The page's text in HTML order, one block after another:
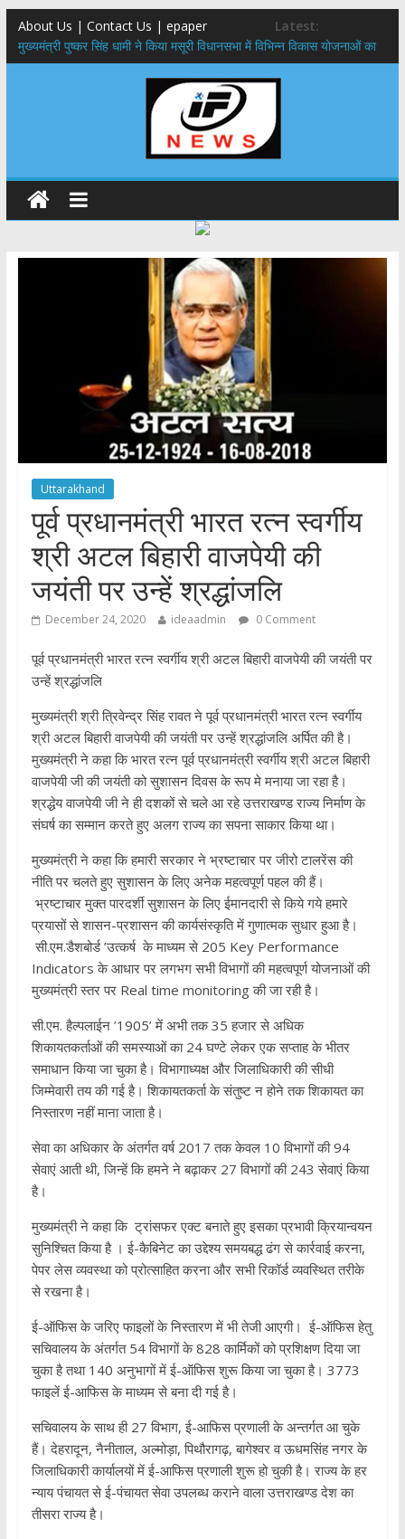
About Us | Contact Us | epaper
Latest:
मुख्यमंत्री पुष्कर सिंह धामी ने किया मसूरी विधानसभा में विभिन्न विकास योजनाओं का
लोकार्पण – शिलान्यास
एमडीडीए बोर्ड बैठक, देहरादून और मसूरी के विकास के लिए 25 बड़े प्रस्तावों को मिली
बुजुर्ग-दिव्यांगों के घर जाएंगे बीएलओ, करेंगे नोटिसों का निस्तारण
​देहरादून में 11 अगस्त को लगेगा एक दिवसीय रोजगार मेला, 559 पदों पर होगी भर्ती
पुष्पवर्षा और चरण प्रक्षालन के साथ देवभूमि ने किया शिवभक्त कांवड़ियों का
अभिनंदन,मुख्यमंत्री ने स्वास्थ्य सेवा शिविर का किया शुभारंभ, श्रद्धालुओं को अपने
हाथों से परोसा भोजन
Uttarakhand
पूर्व प्रधानमंत्री भारत रत्न स्वर्गीय
श्री अटल बिहारी वाजपेयी की
जयंती पर उन्हें श्रद्धांजलि
December 24, 2020 ideaadmin 0 Comment
पूर्व प्रधानमंत्री भारत रत्न स्वर्गीय श्री अटल बिहारी वाजपेयी की जयंती पर
उन्हें श्रद्धांजलि
मुख्यमंत्री श्री त्रिवेन्द्र सिंह रावत ने पूर्व प्रधानमंत्री भारत रत्न स्वर्गीय
श्री अटल बिहारी वाजपेयी की जयंती पर उन्हें श्रद्धांजलि अर्पित की है।
मुख्यमंत्री ने कहा कि भारत रत्न पूर्व प्रधानमंत्री स्वर्गीय श्री अटल बिहारी
वाजपेयी जी की जयंती को सुशासन दिवस के रूप मे मनाया जा रहा है।
श्रद्धेय वाजपेयी जी ने ही दशकों से चले आ रहे उत्तराखण्ड राज्य निर्माण के
संघर्ष का सम्मान करते हुए अलग राज्य का सपना साकार किया था।
मुख्यमंत्री ने कहा कि हमारी सरकार ने भ्रष्टाचार पर जीरो टालरेंस की
नीति पर चलते हुए सुशासन के लिए अनेक महत्वपूर्ण पहल की हैं।
भ्रष्टाचार मुक्त पारदर्शी सुशासन के लिए ईमानदारी से किये गये हमारे
प्रयासों से शासन-प्रशासन की कार्यसंस्कृति में गुणात्मक सुधार हुआ है।
सी.एम.डैशबोर्ड ’उत्कर्ष के माध्यम से 205 Key Performance
Indicators के आधार पर लगभग सभी विभागों की महत्वपूर्ण योजनाओं की
मुख्यमंत्री स्तर पर Real time monitoring की जा रही है।
सी.एम. हैल्पलाईन ’1905’ में अभी तक 35 हजार से अधिक
शिकायतकर्ताओं की समस्याओं का 24 घण्टे लेकर एक सप्ताह के भीतर
समाधान किया जा चुका है। विभागाध्यक्ष और जिलाधिकारी की सीधी
जिम्मेवारी तय की गई है। शिकायतकर्ता के संतुष्ट न होने तक शिकायत का
निस्तारण नहीं माना जाता है।
सेवा का अधिकार के अंतर्गत वर्ष 2017 तक केवल 10 विभागों की 94
सेवाएं आती थी, जिन्हें कि हमने ने बढ़ाकर 27 विभागों की 243 सेवाएं किया
है।
मुख्यमंत्री ने कहा कि ट्रांसफर एक्ट बनाते हुए इसका प्रभावी क्रियान्वयन
सुनिश्चित किया है । ई-कैबिनेट का उद्देश्य समयबद्ध ढंग से कार्रवाई करना,
पेपर लेस व्यवस्था को प्रोत्साहित करना और सभी रिकॉर्ड व्यवस्थित तरीके
से रखना है।
ई-ऑफिस के जरिए फाइलों के निस्तारण में भी तेजी आएगी। ई-ऑफिस हेतु
सचिवालय के अंतर्गत 54 विभागों के 828 कार्मिकों को प्रशिक्षण दिया जा
चुका है तथा 140 अनुभागों में ई-ऑफिस शुरू किया जा चुका है। 3773
फाइलें ई-आफिस के माध्यम से बना दी गई है।
सचिवालय के साथ ही 27 विभाग, ई-आफिस प्रणाली के अन्तर्गत आ चुके
हैं। देहरादून, नैनीताल, अल्मोड़ा, पिथौरागढ़, बागेश्वर व ऊधमसिंह नगर के
जिलाधिकारी कार्यालयों में ई-आफिस प्रणाली शुरू हो चुकी है। राज्य के हर
न्याय पंचायत से ई-पंचायत सेवा उपलब्ध कराने वाला उत्तराखण्ड देश का
तीसरा राज्य है।